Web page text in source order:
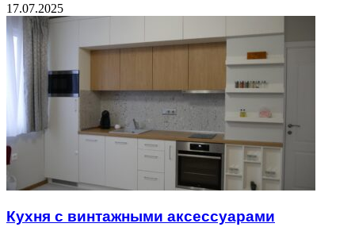
17.07.2025
Кухня с винтажными аксессуарами